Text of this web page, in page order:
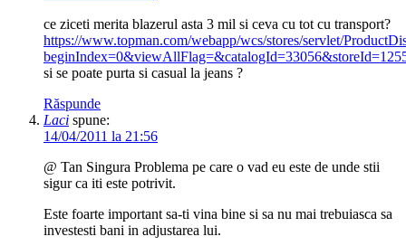
ce ziceti merita blazerul asta 3 mil si ceva cu tot cu transport?
https://www.topman.com/webapp/wcs/stores/servlet/
si se poate purta si casual la jeans ?
Răspunde
Laci spune:
14/04/2011 la 21:56
@ Tan Singura Problema pe care o vad eu este de unde stii
sigur ca iti este potrivit.
Este foarte important sa-ti vina bine si sa nu mai trebuiasca sa
investesti bani in adjustarea lui.